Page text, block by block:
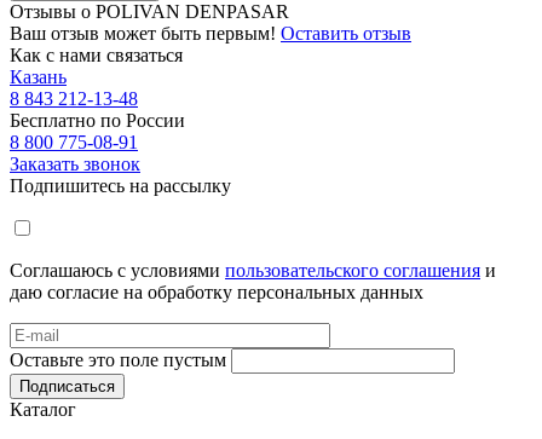
Отзывы о POLIVAN DENPASAR
Ваш отзыв может быть первым! Оставить отзыв
Как с нами связаться
Казань
8 843 212-13-48
Бесплатно по России
8 800 775-08-91
Заказать звонок
Подпишитесь на рассылку
Соглашаюсь с условиями пользовательского соглашения и
даю согласие на обработку персональных данных
Оставьте это поле пустым
Подписаться
Каталог